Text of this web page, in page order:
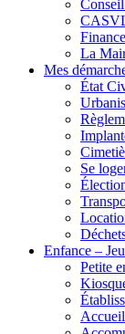
La
Mes
État
Se
Enfance –
Petite